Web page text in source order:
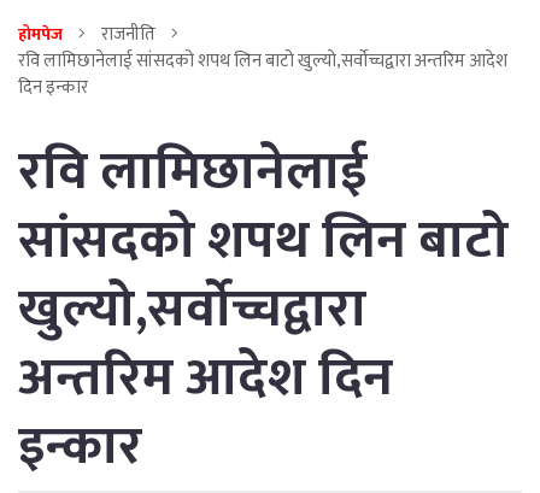
होमपेज
राजनीति
रवि लामिछानेलाई सांसदको शपथ लिन बाटो खुल्यो,सर्वाेच्चद्वारा अन्तरिम आदेश
दिन इन्कार
रवि लामिछानेलाई
सांसदको शपथ लिन बाटो
खुल्यो,सर्वाेच्चद्वारा
अन्तरिम आदेश दिन
इन्कार